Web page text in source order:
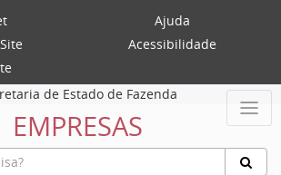
Ajuda
Acessibilidade
de Estado de Fazenda
EMPRESAS